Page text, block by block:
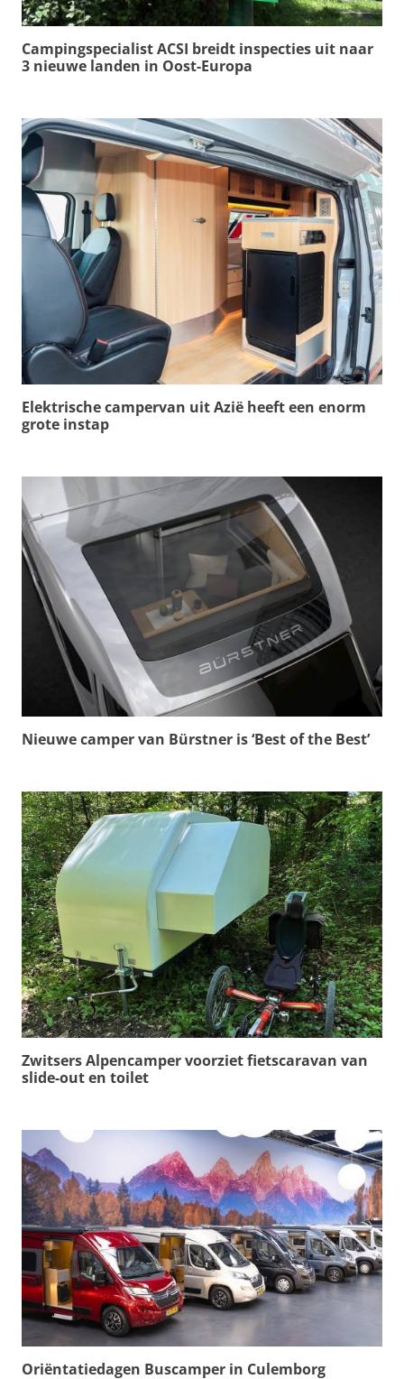
Campingspecialist ACSI breidt inspecties uit naar
3 nieuwe landen in Oost-Europa
Elektrische campervan uit Azië heeft een enorm
grote instap
Nieuwe camper van Bürstner is ‘Best of the Best’
Zwitsers Alpencamper voorziet fietscaravan van
slide-out en toilet
Oriëntatiedagen Buscamper in Culemborg